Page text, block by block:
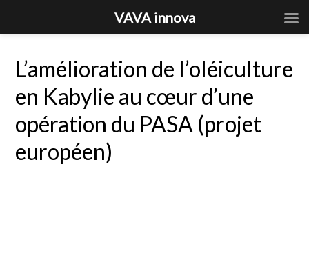
L’amélioration de l’oléiculture
en Kabylie au cœur d’une
opération du PASA (projet
européen)
VAVA innova